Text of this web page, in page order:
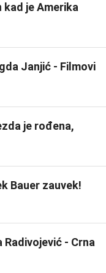
kad je Amerika
Janjić - Filmovi
je rođena,
Bauer zauvek!
Radivojević - Crna